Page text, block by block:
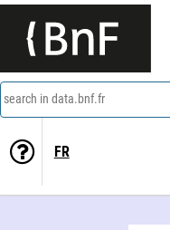
search in data.bnf.fr
FR